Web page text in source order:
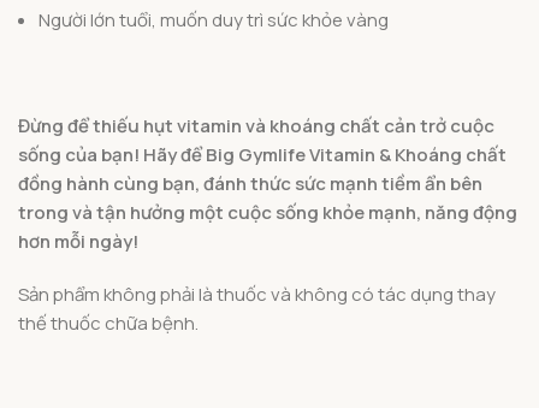
Người lớn tuổi, muốn duy trì sức khỏe vàng
Đừng để thiếu hụt vitamin và khoáng chất cản trở cuộc
sống của bạn! Hãy để Big Gymlife Vitamin & Khoáng chất
đồng hành cùng bạn, đánh thức sức mạnh tiềm ẩn bên
trong và tận hưởng một cuộc sống khỏe mạnh, năng động
hơn mỗi ngày!
Sản phẩm không phải là thuốc và không có tác dụng thay
thế thuốc chữa bệnh.